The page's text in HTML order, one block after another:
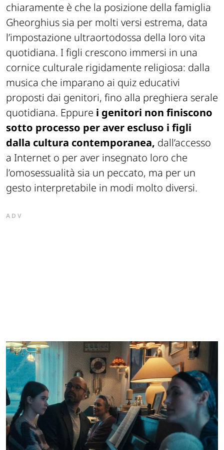
chiaramente è che la posizione della famiglia
Gheorghius sia per molti versi estrema, data
l’impostazione ultraortodossa della loro vita
quotidiana. I figli crescono immersi in una
cornice culturale rigidamente religiosa: dalla
musica che imparano ai quiz educativi
proposti dai genitori, fino alla preghiera serale
quotidiana. Eppure i genitori non finiscono
sotto processo per aver escluso i figli
dalla cultura contemporanea, dall’accesso
a Internet o per aver insegnato loro che
l’omosessualità sia un peccato, ma per un
gesto interpretabile in modi molto diversi.
ADV